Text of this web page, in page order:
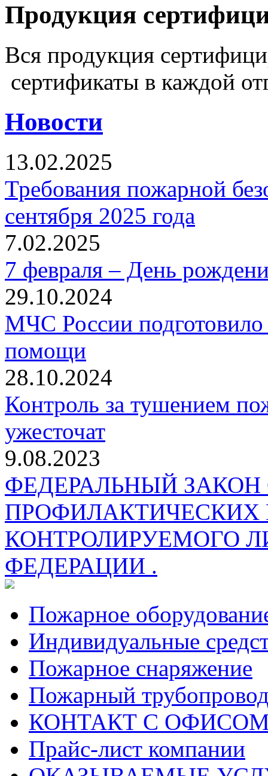
Продукция
Вся продукция
сертификаты в каждой
Новости
13.02.2025
Требования пожарной
сентября 2025 года
7.02.2025
7 февраля – День
29.10.2024
МЧС России
помощи
28.10.2024
Контроль за тушением
ужесточат
9.08.2023
ФЕДЕРАЛЬНЫЙ
КОНТРОЛИРУЕМОГО
ФЕДЕРАЦИИ .
Пожарное
Индивидуальные
Пожарное снаряжение
Пожарный
КОНТАКТ С ОФИСОМ
Прайс-лист компании